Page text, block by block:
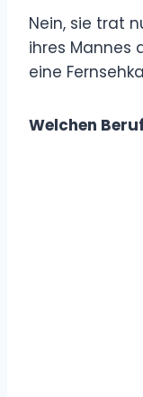
Nein, sie trat
ihres Mannes
eine
Welchen